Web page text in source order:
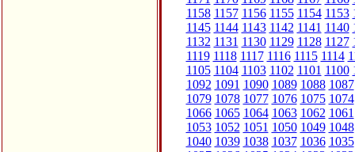
1158 1157 1156 1155 1154 1153
1145 1144 1143 1142 1141 1140
1132 1131 1130 1129 1128 1127
1119 1118 1117 1116 1115 1114
1105 1104 1103 1102 1101 1100
1092 1091 1090 1089 1088 1087
1079 1078 1077 1076 1075 1074
1066 1065 1064 1063 1062 1061
1053 1052 1051 1050 1049 1048
1040 1039 1038 1037 1036 1035